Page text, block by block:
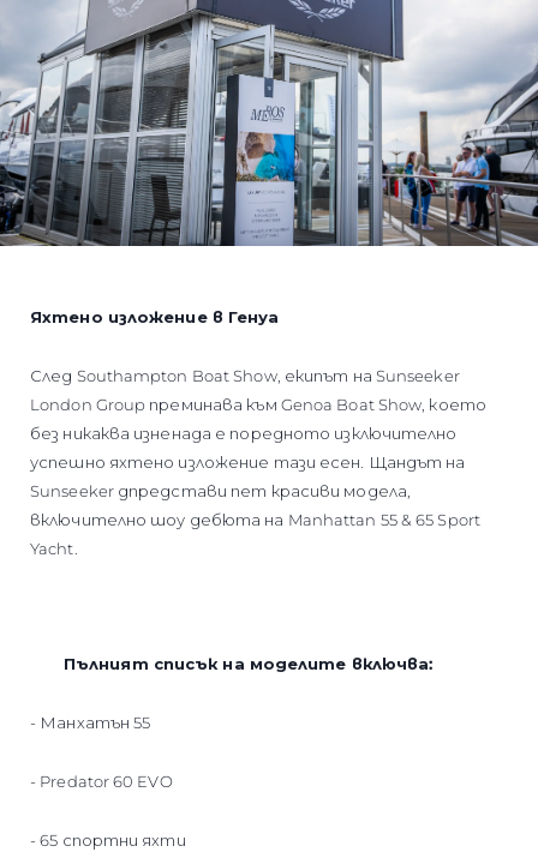
Яхтено изложение в Генуа
След Southampton Boat Show, екипът на Sunseeker
London Group преминава към Genoa Boat Show, което
без никаква изненада е поредното изключително
успешно яхтено изложение тази есен. Щандът на
Sunseeker дпредстави пет красиви модела,
включително шоу дебюта на Manhattan 55 & 65 Sport
Yacht.
Пълният списък на моделите включва:
- Манхатън 55
- Predator 60 EVO
- 65 спортни яхти